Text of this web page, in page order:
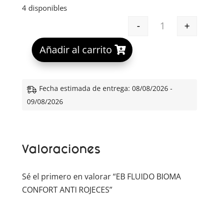
4 disponibles
EB FLUIDO
-
+
Añadir al carrito
A
e
e
Fecha estimada de entrega: 08/08/2026 -
09/08/2026
Valoraciones
Sé el primero en valorar “EB FLUIDO BIOMA
CONFORT ANTI ROJECES”